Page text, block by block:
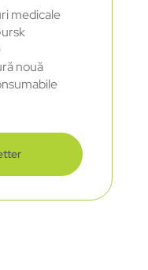
medicale
nouă